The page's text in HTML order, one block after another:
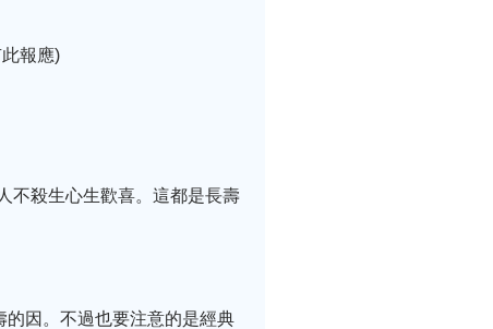
報應)
不殺生心生歡喜。這都是長壽
的因。不過也要注意的是經典